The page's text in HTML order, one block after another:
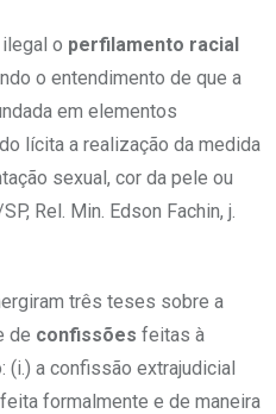
o perfilamento racial
o entendimento de que a
em elementos
lícita a realização da medida
sexual, cor da pele ou
Rel. Min. Edson Fachin, j.
três teses sobre a
de confissões feitas à
(i.) a confissão extrajudicial
formalmente e de maneira